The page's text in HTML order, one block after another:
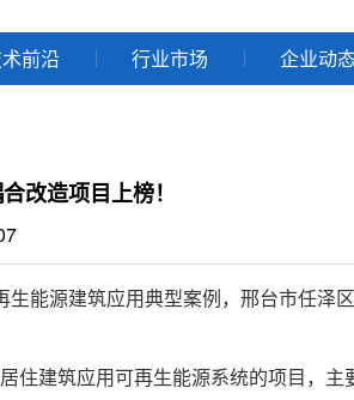
前沿 行业市场 企业动
改造项目上榜！
能源建筑应用典型案例，邢台市任泽
住建筑应用可再生能源系统的项目，主